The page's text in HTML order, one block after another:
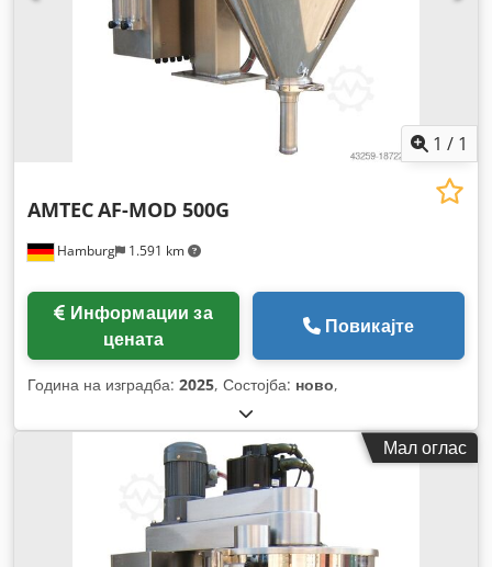
1 / 1
Hamburg 1.591 km
AMTECAF-MOD 500G
цената
Повикајте
Година на изградба: 2025, Состојба: ново,
Мал оглас